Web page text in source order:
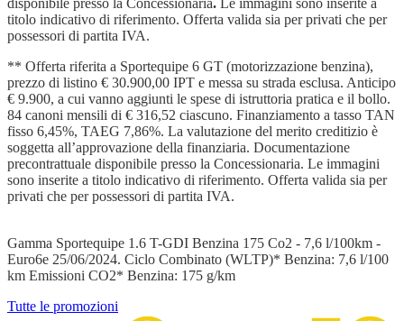
disponibile presso la Concessionaria. Le immagini sono inserite a
titolo indicativo di riferimento. Offerta valida sia per privati che per
possessori di partita IVA.
** Offerta riferita a Sportequipe 6 GT (motorizzazione benzina),
prezzo di listino € 30.900,00 IPT e messa su strada esclusa. Anticipo
€ 9.900, a cui vanno aggiunti le spese di istruttoria pratica e il bollo.
84 canoni mensili di € 316,52 ciascuno. Finanziamento a tasso TAN
fisso 6,45%, TAEG 7,86%. La valutazione del merito creditizio è
soggetta all’approvazione della finanziaria. Documentazione
precontrattuale disponibile presso la Concessionaria. Le immagini
sono inserite a titolo indicativo di riferimento. Offerta valida sia per
privati che per possessori di partita IVA.
Gamma Sportequipe 1.6 T-GDI Benzina 175 Co2 - 7,6 l/100km -
Euro6e 25/06/2024. Ciclo Combinato (WLTP)* Benzina: 7,6 l/100
km Emissioni CO2* Benzina: 175 g/km
Tutte le promozioni